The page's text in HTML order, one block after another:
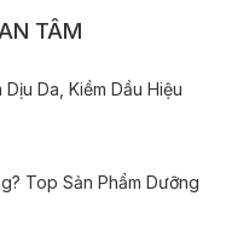
TÂM
Da, Kiềm Dầu Hiệu
Top Sản Phẩm Dưỡng